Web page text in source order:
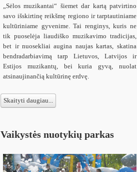
„Sėlos muzikantai“ šiemet dar kartą patvirtino
savo išskirtinę reikšmę regiono ir tarptautiniame
kultūriniame gyvenime. Tai renginys, kuris ne
tik puoselėja liaudiško muzikavimo tradicijas,
bet ir nuosekliai augina naujas kartas, skatina
bendradarbiavimą tarp Lietuvos, Latvijos ir
Estijos muzikantų, bei kuria gyvą, nuolat
atsinaujinančią kultūrinę erdvę.
Skaityti daugiau...
Vaikystės nuotykių parkas